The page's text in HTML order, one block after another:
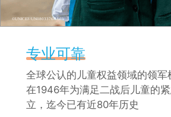
©UNICEF/UN0803376/Malik
全球公认的儿童权益领域的领军
在1946年为满足二战后儿童的
立，迄今已有近80年历史
专业可靠